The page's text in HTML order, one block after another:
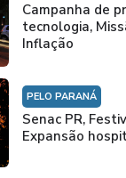
Campanha de
tecnologia,
Inflação
PELO PARANÁ
Senac PR,
Expansão